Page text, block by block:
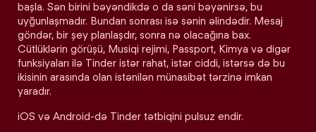
başla. Sən birini bəyəndikdə o da səni bəyənirsə, bu
uyğunlaşmadır. Bundan sonrası isə sənin əlindədir. Mesaj
göndər, bir şey planlaşdır, sonra nə olacağına bax.
Cütlüklərin görüşü, Musiqi rejimi, Passport, Kimya və digər
funksiyaları ilə Tinder istər rahat, istər ciddi, istərsə də bu
ikisinin arasında olan istənilən münasibət tərzinə imkan
yaradır.
iOS və Android-də Tinder tətbiqini pulsuz endir.